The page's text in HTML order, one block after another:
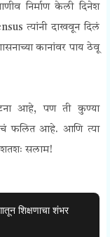
निर्माण केली दिनेश
त्यांनी दाखवून दिलं
कानांवर पाय ठेवू
आहे, पण ती कुण्या
फलित आहे. आणि त्या
शतशः सलाम!
शिक्षणाचा शंभर